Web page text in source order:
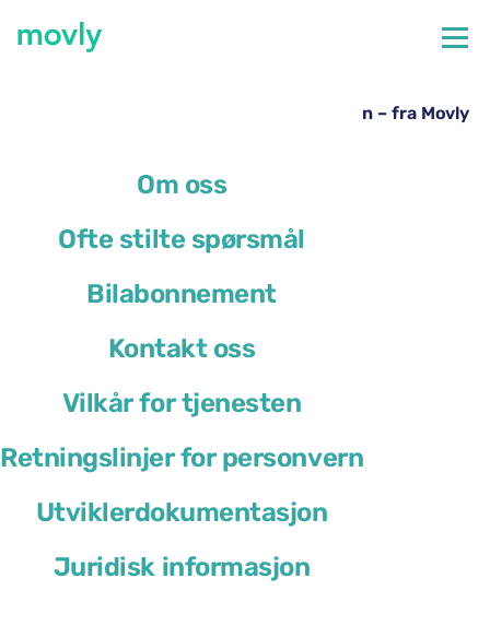
Om oss
Ofte stilte spørsmål
Bilabonnement
Kontakt oss
Vilkår for tjenesten
Retningslinjer for personvern
Utviklerdokumentasjon
Juridisk informasjon
Leie av Toyota Yaris Cross på Bari lufthavn – fra Movly
eller lignende